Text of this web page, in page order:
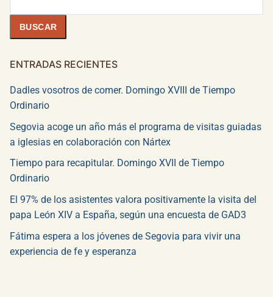
BUSCAR
ENTRADAS RECIENTES
Dadles vosotros de comer. Domingo XVIII de Tiempo
Ordinario
Segovia acoge un año más el programa de visitas guiadas
a iglesias en colaboración con Nártex
Tiempo para recapitular. Domingo XVII de Tiempo
Ordinario
El 97% de los asistentes valora positivamente la visita del
papa León XIV a España, según una encuesta de GAD3
Fátima espera a los jóvenes de Segovia para vivir una
experiencia de fe y esperanza